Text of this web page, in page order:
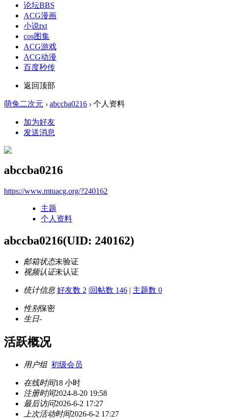
论坛BBS
ACG漫画
小说txt
cos图集
ACG游戏
ACG动漫
百度秒传
返回顶部
萌兔二次元 › abccba0216 › 个人资料
加为好友
发送消息
abccba0216
https://www.mtuacg.org/?240162
主题
个人资料
abccba0216(UID: 240162)
邮箱状态未验证
视频认证未认证
统计信息 好友数 2 |回帖数 146 | 主题数 0
性别保密
生日-
活跃概况
用户组 初级会员
在线时间18 小时
注册时间2024-8-20 19:58
最后访问2026-6-2 17:27
上次活动时间2026-6-2 17:27